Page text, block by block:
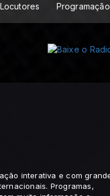
Locutores Programação
interativa e com
Programas,